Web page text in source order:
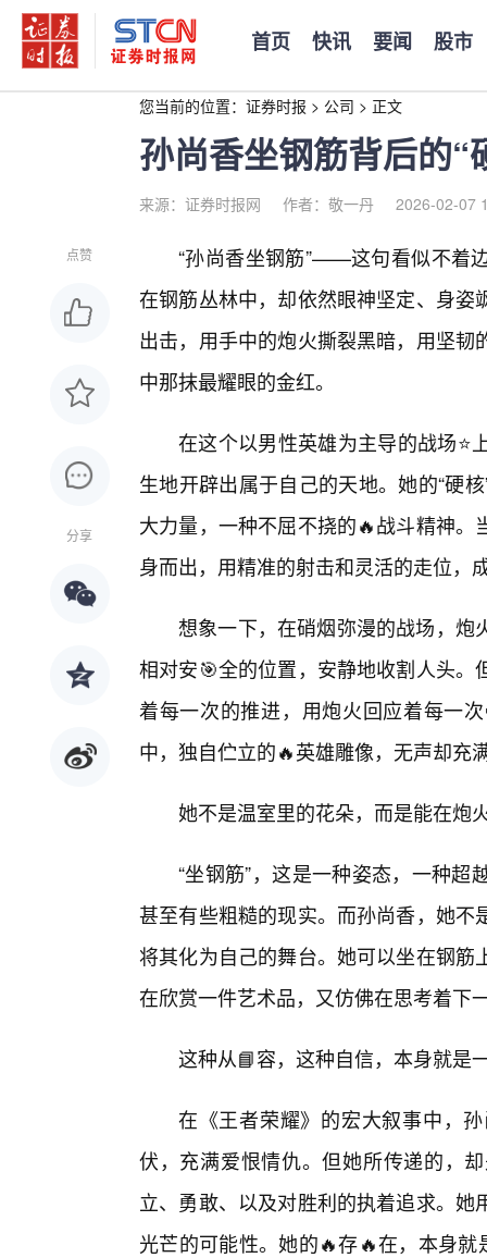
首页 快讯 要闻 股市
您当前的位置： 证券时报 > 公司 > 正文
孙尚香坐钢筋背后的“
来源：证券时报网 作者：敬一丹 2026-02-07
点赞
分享
“孙尚香坐钢筋”——这句看似不着
在钢筋丛林中，却依然眼神坚定、身
出击，用手中的炮火撕裂黑暗，用坚
中那抹最耀眼的金红。
在这个以男性英雄为主导的战场⭐
生地开辟出属于自己的天地。她的“硬
大力量，一种不屈不挠的🔥战斗精神
身而出，用精准的射击和灵活的走位，
想象一下，在硝烟弥漫的战场，炮
相对安🎯全的位置，安静地收割人头
着每一次的推进，用炮火回应着每一
中，独自伫立的🔥英雄雕像，无声却充
她不是温室里的花朵，而是能在炮
“坐钢筋”，这是一种姿态，一种
甚至有些粗糙的现实。而孙尚香，她
将其化为自己的舞台。她可以坐在钢
在欣赏一件艺术品，又仿佛在思考着下
这种从📘容，这种自信，本身就是
在《王者荣耀》的宏大叙事中，
伏，充满爱恨情仇。但她所传递的，
立、勇敢、以及对胜利的执着追求。
光芒的可能性。她的🔥存🔥在，本身